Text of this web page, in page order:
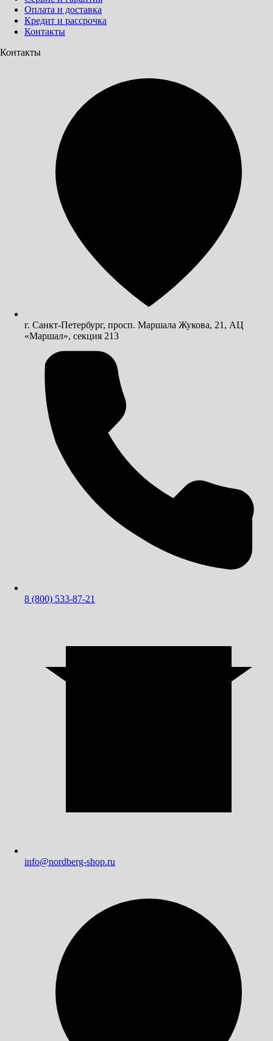
Оплата и доставка
Кредит и рассрочка
Контакты
Контакты
г. Санкт-Петербург, просп. Маршала Жукова, 21, АЦ
«Маршал», секция 213
8 (800) 533-87-21
info@nordberg-shop.ru